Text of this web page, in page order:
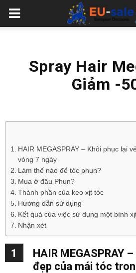
European
Spray Hair
Giảm -
HAIR MEGASPRAY – Khôi phục lại
vòng 7 ngày
Làm thế nào để tóc phun?
Mua ở đâu Phun?
Thành phần của keo xịt tóc
Hướng dẫn sử dụng
Kết quả của việc sử dụng một bình
Nhận xét
1
HAIR MEGASPRAY
đẹp của mái tóc